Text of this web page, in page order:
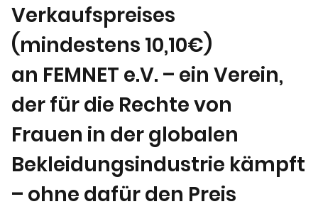
Verkaufspreises
(mindestens 10,10€)
an FEMNET e.V. – ein Verein,
der für die Rechte von
Frauen in der globalen
Bekleidungsindustrie kämpft
– ohne dafür den Preis